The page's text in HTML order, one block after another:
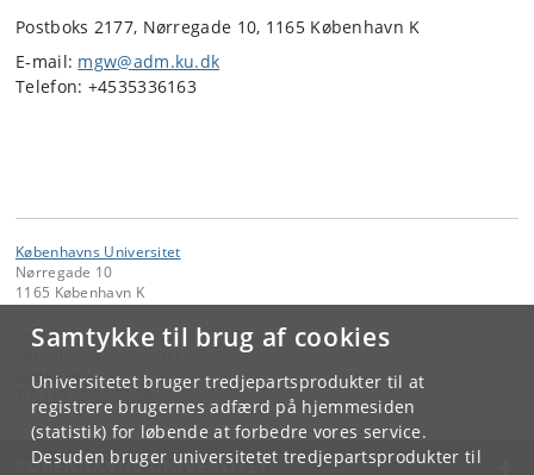
Samtykke til brug af cookies
Universitetet bruger tredjepartsprodukter til at
registrere brugernes adfærd på hjemmesiden
(statistik) for løbende at forbedre vores service.
Desuden bruger universitetet tredjepartsprodukter til
Postboks 2177, Nørregade 10, 1165 København K
E-mail: mgw@adm.ku.dk
Telefon: +4535336163
Københavns Universitet
Nørregade 10
1165 København K
Kontakt:
Københavns Universitet
@ku.dk
KØBENHAVNS UNIVERSITET